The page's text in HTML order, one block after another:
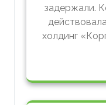
задержали.
холдинг